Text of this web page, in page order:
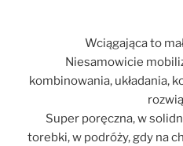
Wciągająca to
Niesamowicie
kombinowania, układania,
Super poręczna, w
torebki, w podróży, gdy na